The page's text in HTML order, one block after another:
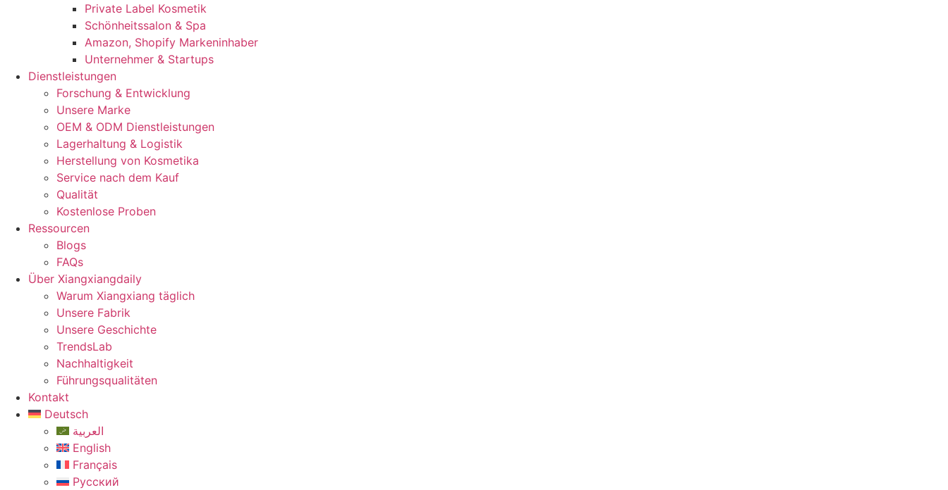
Private Label Kosmetik
Schönheitssalon & Spa
Amazon, Shopify Markeninhaber
Unternehmer & Startups
Dienstleistungen
Forschung & Entwicklung
Unsere Marke
OEM & ODM Dienstleistungen
Lagerhaltung & Logistik
Herstellung von Kosmetika
Service nach dem Kauf
Qualität
Kostenlose Proben
Ressourcen
Blogs
FAQs
Über Xiangxiangdaily
Warum Xiangxiang täglich
Unsere Fabrik
Unsere Geschichte
TrendsLab
Nachhaltigkeit
Führungsqualitäten
Kontakt
Deutsch
العربية
English
Français
Русский